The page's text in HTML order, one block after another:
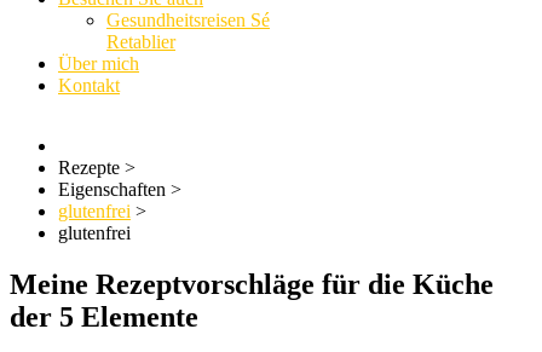
Gesundheitsreisen Sé
Retablier
Über mich
Kontakt
Rezepte >
Eigenschaften >
glutenfrei >
glutenfrei
Meine Rezeptvorschläge für die Küche
der 5 Elemente